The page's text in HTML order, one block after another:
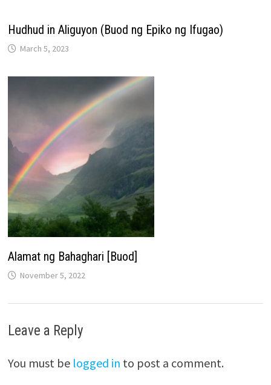
Hudhud in Aliguyon (Buod ng Epiko ng Ifugao)
March 5, 2023
Alamat ng Bahaghari [Buod]
November 5, 2022
Leave a Reply
You must be logged in to post a comment.